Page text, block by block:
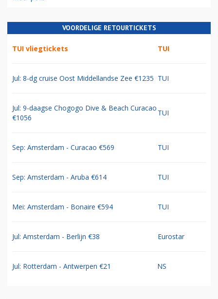
VOORDELIGE RETOURTICKETS
TUI vliegtickets TUI
Jul: 8-dg cruise Oost Middellandse Zee €1235 TUI
Jul: 9-daagse Chogogo Dive & Beach Curacao
€1056
TUI
Sep: Amsterdam - Curacao €569 TUI
Sep: Amsterdam - Aruba €614 TUI
Mei: Amsterdam - Bonaire €594 TUI
Jul: Amsterdam - Berlijn €38 Eurostar
Jul: Rotterdam - Antwerpen €21 NS